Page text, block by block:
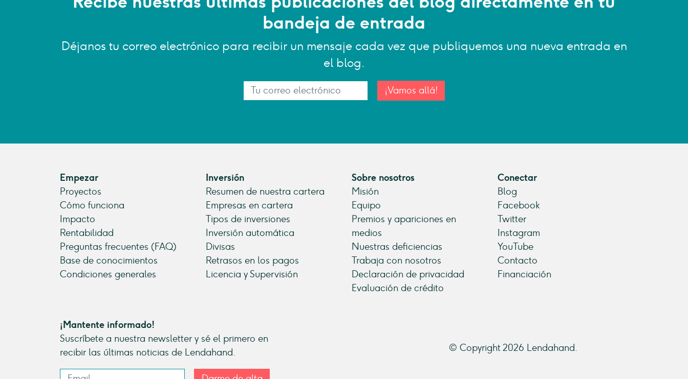
bandeja de entrada
Déjanos tu correo electrónico para recibir un mensaje cada vez que publiquemos una nueva entrada en
el blog.
¡Vamos allá!
Empezar
Proyectos
Cómo funciona
Impacto
Rentabilidad
Preguntas frecuentes (FAQ)
Base de conocimientos
Condiciones generales
Inversión
Resumen de nuestra cartera
Empresas en cartera
Tipos de inversiones
Inversión automática
Divisas
Retrasos en los pagos
Licencia y Supervisión
Sobre nosotros
Misión
Equipo
Premios y apariciones en
medios
Nuestras deficiencias
Trabaja con nosotros
Declaración de privacidad
Evaluación de crédito
Conectar
Blog
Facebook
Twitter
Instagram
YouTube
Contacto
Financiación
¡Mantente informado!
Suscríbete a nuestra newsletter y sé el primero en
recibir las últimas noticias de Lendahand.
© Copyright 2026 Lendahand.